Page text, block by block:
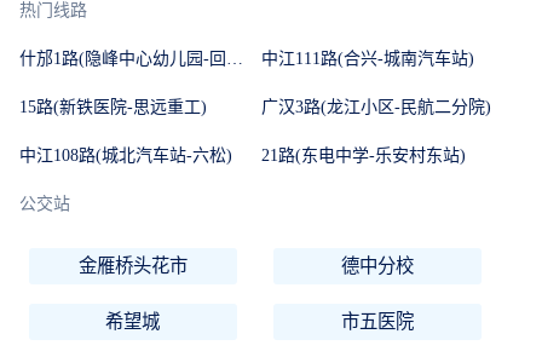
热门线路
什邡1路(隐峰中心幼儿园-回澜中心村) 中江111路(合兴-城南汽车站)
15路(新铁医院-思远重工) 广汉3路(龙江小区-民航二分院)
中江108路(城北汽车站-六松) 21路(东电中学-乐安村东站)
公交站
金雁桥头花市 德中分校
希望城 市五医院